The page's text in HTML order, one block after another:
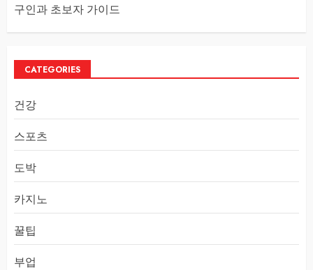
구인과 초보자 가이드
CATEGORIES
건강
스포츠
도박
카지노
꿀팁
부업